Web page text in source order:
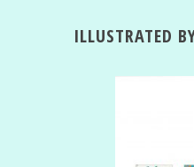
ILLUSTRATED